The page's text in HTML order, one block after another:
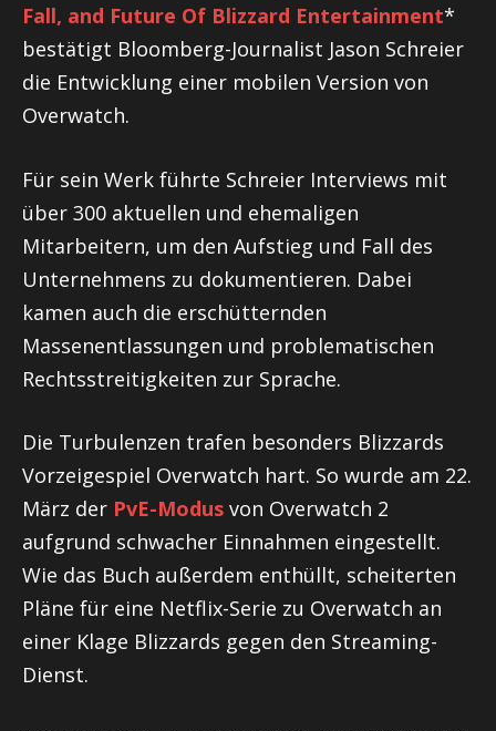
Fall, and Future Of Blizzard Entertainment*
bestätigt Bloomberg-Journalist Jason Schreier
die Entwicklung einer mobilen Version von
Overwatch.
Für sein Werk führte Schreier Interviews mit
über 300 aktuellen und ehemaligen
Mitarbeitern, um den Aufstieg und Fall des
Unternehmens zu dokumentieren. Dabei
kamen auch die erschütternden
Massenentlassungen und problematischen
Rechtsstreitigkeiten zur Sprache.
Die Turbulenzen trafen besonders Blizzards
Vorzeigespiel Overwatch hart. So wurde am 22.
März der PvE-Modus von Overwatch 2
aufgrund schwacher Einnahmen eingestellt.
Wie das Buch außerdem enthüllt, scheiterten
Pläne für eine Netflix-Serie zu Overwatch an
einer Klage Blizzards gegen den Streaming-
Dienst.